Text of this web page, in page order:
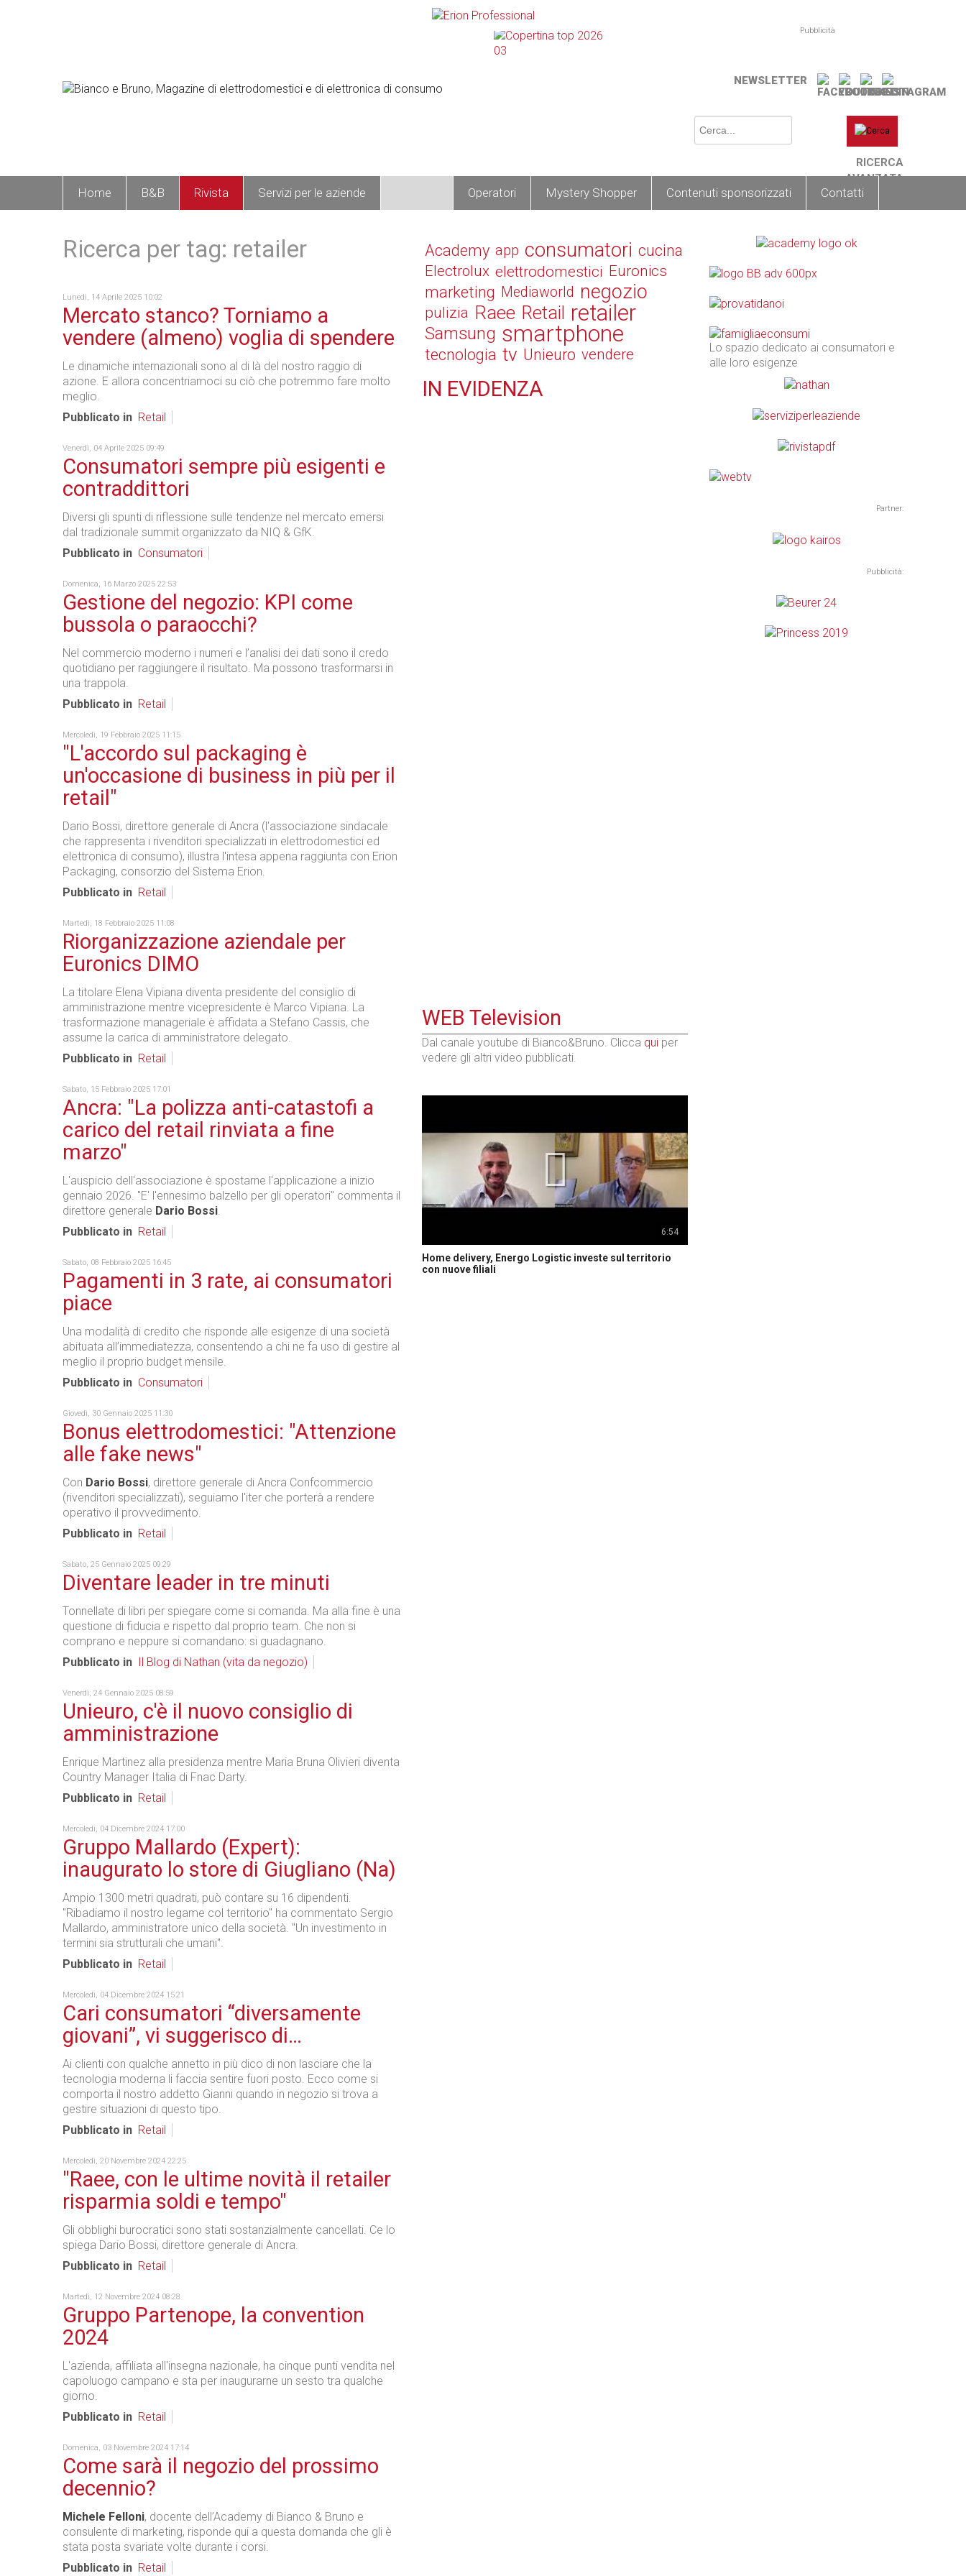
Pubblicità
NEWSLETTER
RICERCA
AVANZATA
Home B&B Rivista Servizi per le aziende Operatori Mystery Shopper Contenuti sponsorizzati Contatti
Ricerca per tag: retailer
Lunedì, 14 Aprile 2025 10:02
Mercato stanco? Torniamo a
vendere (almeno) voglia di spendere
Le dinamiche internazionali sono al di là del nostro raggio di
azione. E allora concentriamoci su ciò che potremmo fare molto
meglio.
Pubblicato in Retail
Venerdì, 04 Aprile 2025 09:49
Consumatori sempre più esigenti e
contraddittori
Diversi gli spunti di riflessione sulle tendenze nel mercato emersi
dal tradizionale summit organizzato da NIQ & GfK.
Pubblicato in Consumatori
Domenica, 16 Marzo 2025 22:53
Gestione del negozio: KPI come
bussola o paraocchi?
Nel commercio moderno i numeri e l’analisi dei dati sono il credo
quotidiano per raggiungere il risultato. Ma possono trasformarsi in
una trappola.
Pubblicato in Retail
Mercoledì, 19 Febbraio 2025 11:15
"L'accordo sul packaging è
un'occasione di business in più per il
retail"
Dario Bossi, direttore generale di Ancra (l'associazione sindacale
che rappresenta i rivenditori specializzati in elettrodomestici ed
elettronica di consumo), illustra l'intesa appena raggiunta con Erion
Packaging, consorzio del Sistema Erion.
Pubblicato in Retail
Martedì, 18 Febbraio 2025 11:08
Riorganizzazione aziendale per
Euronics DIMO
La titolare Elena Vipiana diventa presidente del consiglio di
amministrazione mentre vicepresidente è Marco Vipiana. La
trasformazione manageriale è affidata a Stefano Cassis, che
assume la carica di amministratore delegato.
Pubblicato in Retail
Sabato, 15 Febbraio 2025 17:01
Ancra: "La polizza anti-catastofi a
carico del retail rinviata a fine
marzo"
L'auspicio dell'associazione è spostarne l'applicazione a inizio
gennaio 2026. "E' l'ennesimo balzello per gli operatori" commenta il
direttore generale Dario Bossi.
Pubblicato in Retail
Sabato, 08 Febbraio 2025 16:45
Pagamenti in 3 rate, ai consumatori
piace
Una modalità di credito che risponde alle esigenze di una società
abituata all’immediatezza, consentendo a chi ne fa uso di gestire al
meglio il proprio budget mensile.
Pubblicato in Consumatori
Giovedì, 30 Gennaio 2025 11:30
Bonus elettrodomestici: "Attenzione
alle fake news"
Con Dario Bossi, direttore generale di Ancra Confcommercio
(rivenditori specializzati), seguiamo l'iter che porterà a rendere
operativo il provvedimento.
Pubblicato in Retail
Sabato, 25 Gennaio 2025 09:29
Diventare leader in tre minuti
Tonnellate di libri per spiegare come si comanda. Ma alla fine è una
questione di fiducia e rispetto dal proprio team. Che non si
comprano e neppure si comandano: si guadagnano.
Pubblicato in
Il Blog di Nathan (vita da negozio)
Venerdì, 24 Gennaio 2025 08:59
Unieuro, c'è il nuovo consiglio di
amministrazione
Enrique Martinez alla presidenza mentre Maria Bruna Olivieri diventa
Country Manager Italia di Fnac Darty.
Pubblicato in Retail
Mercoledì, 04 Dicembre 2024 17:00
Gruppo Mallardo (Expert):
inaugurato lo store di Giugliano (Na)
Ampio 1300 metri quadrati, può contare su 16 dipendenti.
"Ribadiamo il nostro legame col territorio" ha commentato Sergio
Mallardo, amministratore unico della società. "Un investimento in
termini sia strutturali che umani".
Pubblicato in Retail
Mercoledì, 04 Dicembre 2024 15:21
Cari consumatori “diversamente
giovani”, vi suggerisco di…
Ai clienti con qualche annetto in più dico di non lasciare che la
tecnologia moderna li faccia sentire fuori posto. Ecco come si
comporta il nostro addetto Gianni quando in negozio si trova a
gestire situazioni di questo tipo.
Pubblicato in Retail
Mercoledì, 20 Novembre 2024 22:25
"Raee, con le ultime novità il retailer
risparmia soldi e tempo"
Gli obblighi burocratici sono stati sostanzialmente cancellati. Ce lo
spiega Dario Bossi, direttore generale di Ancra.
Pubblicato in Retail
Martedì, 12 Novembre 2024 08:28
Gruppo Partenope, la convention
2024
L'azienda, affiliata all'insegna nazionale, ha cinque punti vendita nel
capoluogo campano e sta per inaugurarne un sesto tra qualche
giorno.
Pubblicato in Retail
Domenica, 03 Novembre 2024 17:14
Come sarà il negozio del prossimo
decennio?
Michele Felloni, docente dell’Academy di Bianco & Bruno e
consulente di marketing, risponde qui a questa domanda che gli è
stata posta svariate volte durante i corsi.
Pubblicato in Retail
Academy app consumatori cucina
Electrolux elettrodomestici Euronics
marketing Mediaworld negozio
pulizia Raee Retail retailer
Samsung smartphone
tecnologia tv Unieuro vendere
IN EVIDENZA
WEB Television
Dal canale youtube di Bianco&Bruno. Clicca qui per
vedere gli altri video pubblicati.
6:54
Home delivery, Energo Logistic investe sul territorio
con nuove filiali
Lo spazio dedicato ai consumatori e
alle loro esigenze
Partner:
Pubblicità: